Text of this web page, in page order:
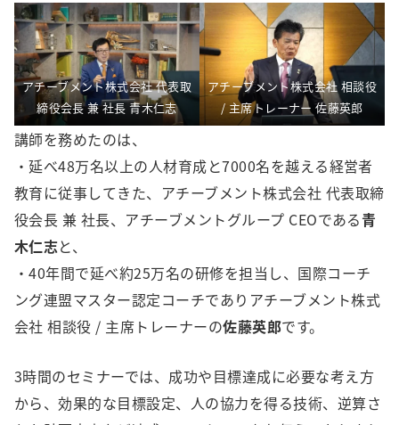
アチーブメント株式会社 代表取
締役会長 兼 社長 青木仁志
アチーブメント株式会社 相談役
/ 主席トレーナー 佐藤英郎
講師を務めたのは、
・延べ48万名以上の人材育成と7000名を越える経営者
教育に従事してきた、アチーブメント株式会社 代表取締
役会長 兼 社長、アチーブメントグループ CEOである青
木仁志と、
・40年間で延べ約25万名の研修を担当し、国際コーチ
ング連盟マスター認定コーチでありアチーブメント株式
会社 相談役 / 主席トレーナーの佐藤英郎です。
3時間のセミナーでは、成功や目標達成に必要な考え方
から、効果的な目標設定、人の協力を得る技術、逆算さ